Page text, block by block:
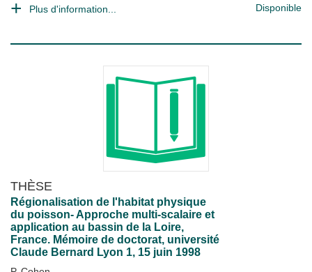
Plus d'information... Disponible
THÈSE
Régionalisation de l'habitat physique
du poisson- Approche multi-scalaire et
application au bassin de la Loire,
France. Mémoire de doctorat, université
Claude Bernard Lyon 1, 15 juin 1998